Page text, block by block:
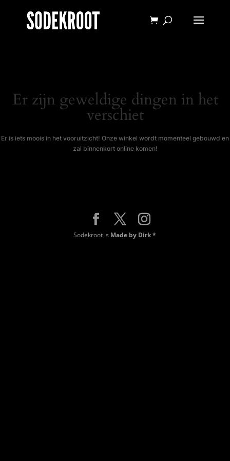
Er zijn geweldige dingen in het
verschiet
Er is iets moois in het vooruitzicht! Onze winkel wordt momenteel gebouwd en
zal binnenkort online komen!
Sodekroot is Made by Dirk *